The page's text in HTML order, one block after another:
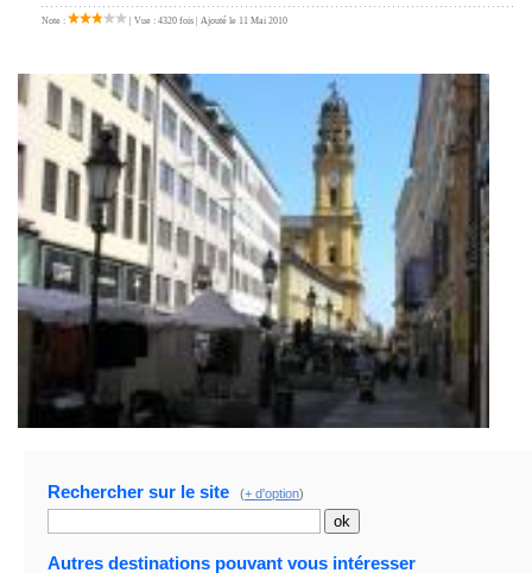
Note : | Vue : 4320 fois | Ajouté le 11 Mai 2010
Rechercher sur le site (+ d'option)
Autres destinations pouvant vous intéresser